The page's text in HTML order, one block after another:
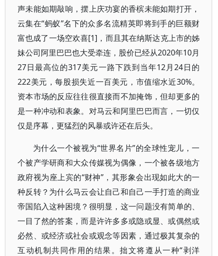
声未能如期敲响，摆上庆功宴的香槟未能如期打开，
云集在“蚂蚁”名下的众多名流精英即将到手的巨额财
富也成了一场空欢喜[1]，而且其在纳斯达克上市的姊
妹公司阿里巴巴也大受牵连，股价已经从2020年10月
27日最高位的317美元一路下跌到当年12月24日的
222美元，每股损失近一百美元，市值缩水近30%。
资本市场的反应往往很直接而不加掩饰，但却更多的
是一种冲动和表象。对马云和阿里巴巴而言，一切仅
仅是序幕，更猛烈的风暴或许还在后头。
为什么一个被视为“世界名片”的全球性宠儿，一
个被产学研商和大众传媒视为偶像，一个被各级地方
政府视为座上宾的“财神”，其形象会出现如此大的一
种反转？为什么马云会让自己和自己一手打造的商业
帝国陷入这种困境？很明显，这一问题没有简单的、
一目了然的答案，而是许许多多或隐或显、或偶然或
必然、或经济或社会或观念等因素，通过极其复杂的
互动机制共同作用的结果。拙文将遵从一种“剥洋